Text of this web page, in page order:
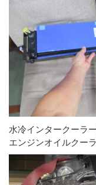
水冷インタークーラ
エンジンオイルクー